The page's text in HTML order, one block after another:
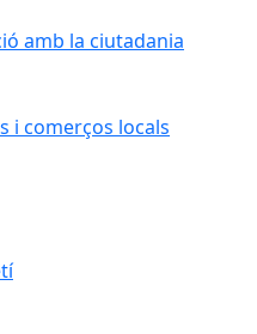
amb la ciutadania
i comerços locals